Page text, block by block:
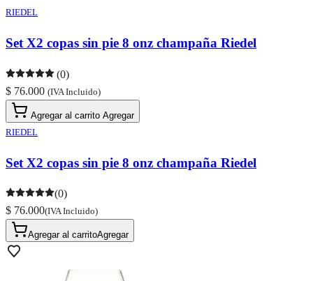
RIEDEL
Set X2 copas sin pie 8 onz champaña Riedel
(0)
$ 76.000 (IVA Incluido)
Agregar al carrito Agregar
RIEDEL
Set X2 copas sin pie 8 onz champaña Riedel
(0)
$ 76.000(IVA Incluido)
Agregar al carritoAgregar